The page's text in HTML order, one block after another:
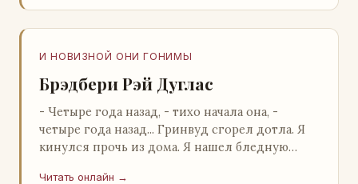
И НОВИЗНОЙ ОНИ ГОНИМЫ
Брэдбери Рэй Дуглас
- Четыре года назад, - тихо начала она, -
четыре года назад... Гринвуд сгорел дотла. Я
кинулся прочь из дома. Я нашел бледную
Читать онлайн →